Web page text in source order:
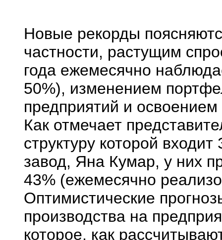
Новые рекорды
частности, растущим
года ежемесячно
50%), изменением
предприятий и
Как отмечает
структуру которой
завод, Яна Кумар, у них
43% (ежемесячно
Оптимистические
производства на
которое, как